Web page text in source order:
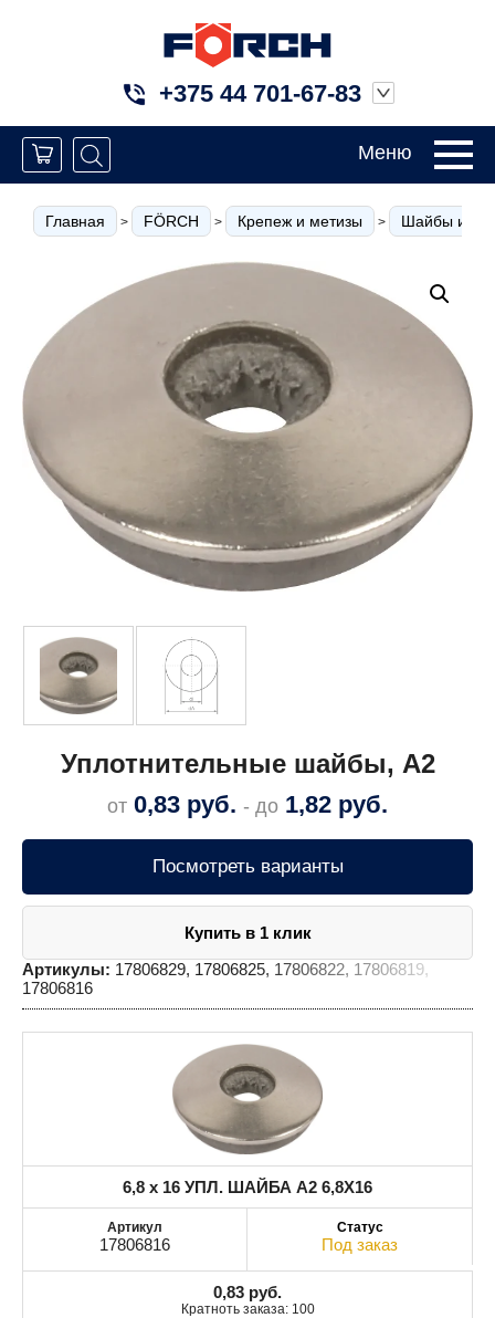
+375 44 701-67-83
Меню
Главная > FÖRCH > Крепеж и метизы > Шайбы и
Уплотнительные шайбы, A2
от 0,83 руб. - до 1,82 руб.
Посмотреть варианты
Купить в 1 клик
Артикулы: 17806829, 17806825, 17806822, 17806819,
17806816
6,8 x 16 УПЛ. ШАЙБА A2 6,8X16
17806816 Под заказ
0,83 руб.
Кратноть заказа: 100